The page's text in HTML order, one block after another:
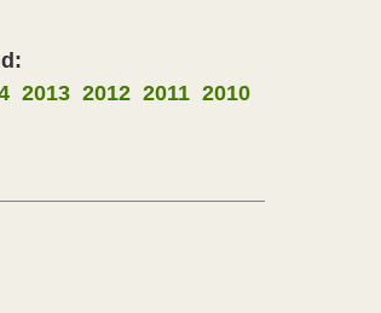
2013 2012 2011 2010